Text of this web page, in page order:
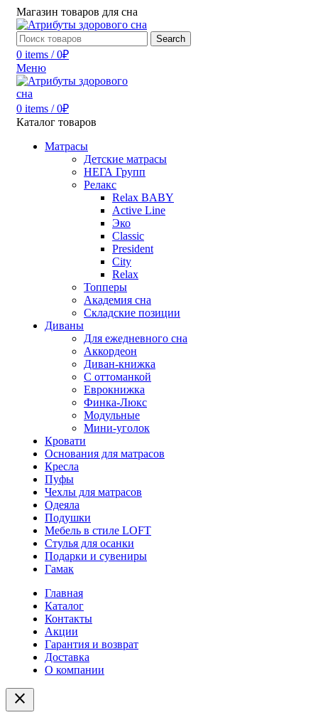
Магазин товаров для сна
Search
0 items / 0₽
Меню
0 items / 0₽
Каталог товаров
Матрасы
Детские матрасы
НЕГА Групп
Релакс
Relax BABY
Active Line
Эко
Classic
President
City
Relax
Топперы
Академия сна
Складские позиции
Диваны
Для ежедневного сна
Аккордеон
Диван-книжка
С оттоманкой
Еврокнижка
Финка-Люкс
Модульные
Мини-уголок
Кровати
Основания для матрасов
Кресла
Пуфы
Чехлы для матрасов
Одеяла
Подушки
Мебель в стиле LOFT
Стулья для осанки
Подарки и сувениры
Гамак
Главная
Каталог
Контакты
Акции
Гарантия и возврат
Доставка
О компании
close